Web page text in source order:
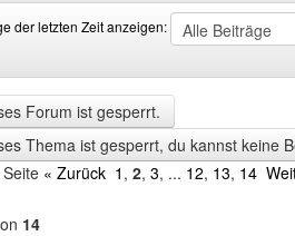
der letzten Zeit anzeigen:
Forum ist gesperrt.
Thema ist gesperrt, du kannst keine
« Zurück 1 , 2, 3, ... 12, 13, 14
14